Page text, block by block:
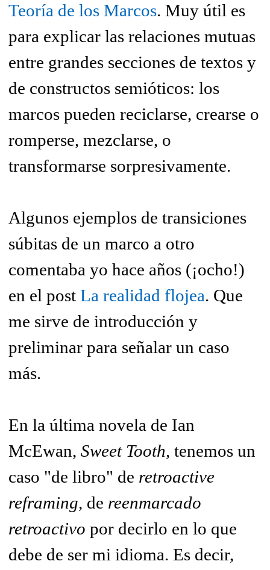
Teoría de los Marcos. Muy útil es
para explicar las relaciones mutuas
entre grandes secciones de textos y
de constructos semióticos: los
marcos pueden reciclarse, crearse o
romperse, mezclarse, o
transformarse sorpresivamente.
Algunos ejemplos de transiciones
súbitas de un marco a otro
comentaba yo hace años (¡ocho!)
en el post La realidad flojea. Que
me sirve de introducción y
preliminar para señalar un caso
más.
En la última novela de Ian
McEwan, Sweet Tooth, tenemos un
caso "de libro" de retroactive
reframing, de reenmarcado
retroactivo por decirlo en lo que
debe de ser mi idioma. Es decir,